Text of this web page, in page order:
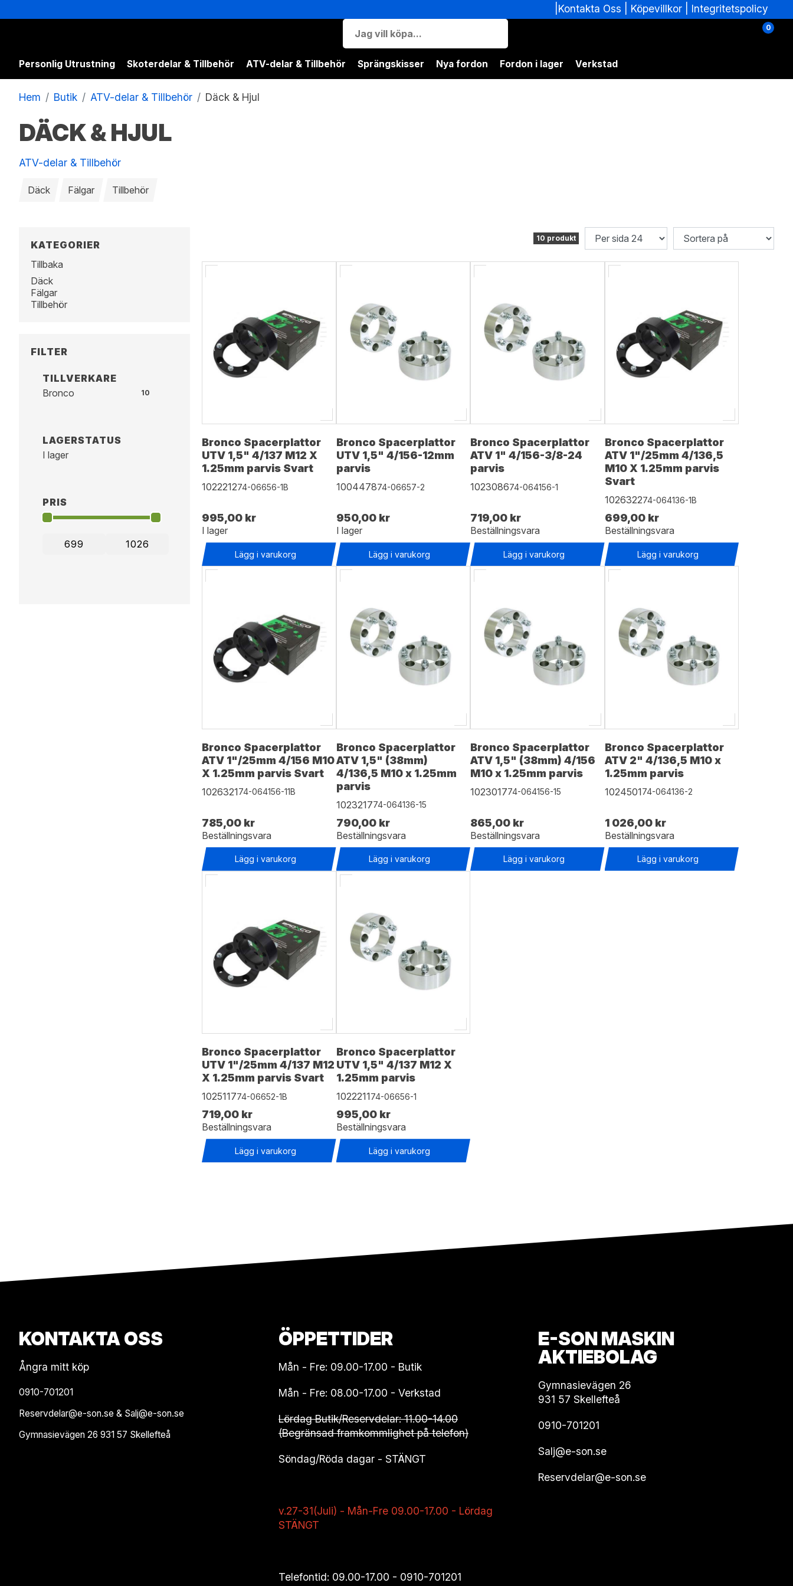
Köpevillkor| Integritetspolicy
0
Personlig Utrustning Skoterdelar & Tillbehör ATV-delar & Tillbehör Sprängskisser Nya fordon Fordon i lager Verkstad
Hem Butik ATV-delar & Tillbehör Däck & Hjul
DÄCK & HJUL
ATV-delar & Tillbehör
Däck Fälgar Tillbehör
KATEGORIER
Tillbaka
Däck
Fälgar
Tillbehör
FILTER
TILLVERKARE
Bronco
10
LAGERSTATUS
I lager
PRIS
10 produkt
Bronco Spacerplattor
UTV 1,5" 4/137 M12 X
1.25mm parvis Svart
102221274-06656-1B
995,00 kr
I lager
Lägg i varukorg
Bronco Spacerplattor
UTV 1,5" 4/156-12mm
parvis
100447874-06657-2
950,00 kr
I lager
Lägg i varukorg
Bronco Spacerplattor
ATV 1" 4/156-3/8-24
parvis
102308674-064156-1
719,00 kr
Beställningsvara
Lägg i varukorg
Bronco Spacerplattor
ATV 1"/25mm 4/136,5
M10 X 1.25mm parvis
Svart
102632274-064136-1B
699,00 kr
Beställningsvara
Lägg i varukorg
Bronco Spacerplattor
ATV 1"/25mm 4/156 M10
X 1.25mm parvis Svart
102632174-064156-11B
785,00 kr
Beställningsvara
Lägg i varukorg
Bronco Spacerplattor
ATV 1,5" (38mm)
4/136,5 M10 x 1.25mm
parvis
102321774-064136-15
790,00 kr
Beställningsvara
Lägg i varukorg
Bronco Spacerplattor
ATV 1,5" (38mm) 4/156
M10 x 1.25mm parvis
102301774-064156-15
865,00 kr
Beställningsvara
Lägg i varukorg
Bronco Spacerplattor
ATV 2" 4/136,5 M10 x
1.25mm parvis
102450174-064136-2
1 026,00 kr
Beställningsvara
Lägg i varukorg
Bronco Spacerplattor
UTV 1"/25mm 4/137 M12
X 1.25mm parvis Svart
102511774-06652-1B
719,00 kr
Beställningsvara
Lägg i varukorg
Bronco Spacerplattor
UTV 1,5" 4/137 M12 X
1.25mm parvis
102221174-06656-1
995,00 kr
Beställningsvara
Lägg i varukorg
KONTAKTA OSS
Ångra mitt köp
0910-701201
Reservdelar@e-son.se & Salj@e-son.se
Gymnasievägen 26 931 57 Skellefteå
ÖPPETTIDER
Mån - Fre: 09.00-17.00 - Butik
Mån - Fre: 08.00-17.00 - Verkstad
Lördag Butik/Reservdelar: 11.00-14.00
(Begränsad framkommlighet på telefon)
Söndag/Röda dagar - STÄNGT
v.27-31(Juli) - Mån-Fre 09.00-17.00 - Lördag
STÄNGT
Telefontid: 09.00-17.00 - 0910-701201
E-SON MASKIN
AKTIEBOLAG
Gymnasievägen 26
931 57 Skellefteå
0910-701201
Salj@e-son.se
Reservdelar@e-son.se